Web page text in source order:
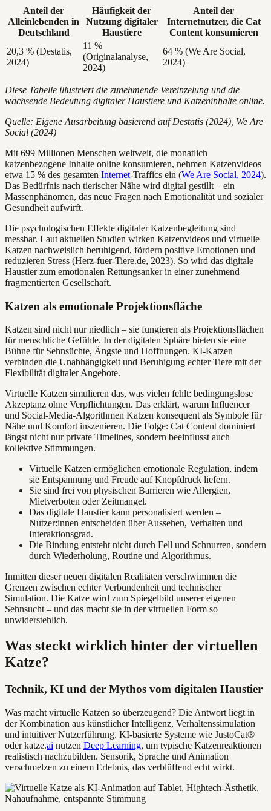
Anteil der
Alleinlebenden in
Deutschland
Häufigkeit der
Nutzung digitaler
Haustiere
Anteil der
Internetnutzer, die Cat
Content konsumieren
20,3 % (Destatis,
2024)
11 %
(Originalanalyse,
2024)
64 % (We Are Social,
2024)
Diese Tabelle illustriert die zunehmende Vereinzelung und die
wachsende Bedeutung digitaler Haustiere und Katzeninhalte online.
Quelle: Eigene Ausarbeitung basierend auf Destatis (2024), We Are
Social (2024)
Mit 699 Millionen Menschen weltweit, die monatlich
katzenbezogene Inhalte online konsumieren, nehmen Katzenvideos
etwa 15 % des gesamten Internet-Traffics ein (We Are Social, 2024).
Das Bedürfnis nach tierischer Nähe wird digital gestillt – ein
Massenphänomen, das neue Fragen nach Emotionalität und sozialer
Gesundheit aufwirft.
Die psychologischen Effekte digitaler Katzenbegleitung sind
messbar. Laut aktuellen Studien wirken Katzenvideos und virtuelle
Katzen nachweislich beruhigend, fördern positive Emotionen und
reduzieren Stress (Herz-fuer-Tiere.de, 2023). So wird das digitale
Haustier zum emotionalen Rettungsanker in einer zunehmend
fragmentierten Gesellschaft.
Katzen als emotionale Projektionsfläche
Katzen sind nicht nur niedlich – sie fungieren als Projektionsflächen
für menschliche Gefühle. In der digitalen Sphäre bieten sie eine
Bühne für Sehnsüchte, Ängste und Hoffnungen. KI-Katzen
verbinden die Unabhängigkeit und Beruhigung echter Tiere mit der
Flexibilität digitaler Angebote.
Virtuelle Katzen simulieren das, was vielen fehlt: bedingungslose
Akzeptanz ohne Verpflichtungen. Das erklärt, warum Influencer
und Social-Media-Algorithmen Katzen konsequent als Symbole für
Nähe und Komfort inszenieren. Die Folge: Cat Content dominiert
längst nicht nur private Timelines, sondern beeinflusst auch
kollektive Stimmungen.
Virtuelle Katzen ermöglichen emotionale Regulation, indem
sie Entspannung und Freude auf Knopfdruck liefern.
Sie sind frei von physischen Barrieren wie Allergien,
Mietverboten oder Zeitmangel.
Das digitale Haustier kann personalisiert werden –
Nutzer:innen entscheiden über Aussehen, Verhalten und
Interaktionsgrad.
Die Bindung entsteht nicht durch Fell und Schnurren, sondern
durch Wiederholung, Routine und Algorithmus.
Inmitten dieser neuen digitalen Realitäten verschwimmen die
Grenzen zwischen echter Verbundenheit und technischer
Simulation. Die Katze wird zum Spiegelbild unserer eigenen
Sehnsucht – und das macht sie in der virtuellen Form so
unwiderstehlich.
Was steckt wirklich hinter der virtuellen
Katze?
Technik, KI und der Mythos vom digitalen Haustier
Was macht virtuelle Katzen so überzeugend? Die Antwort liegt in
der Kombination aus künstlicher Intelligenz, Verhaltenssimulation
und intuitiver Nutzerführung. KI-basierte Systeme wie JustoCat®
oder katze.ai nutzen Deep Learning, um typische Katzenreaktionen
realistisch nachzubilden. Sensorik, Sprache und Animation
verschmelzen zu einem Erlebnis, das verblüffend echt wirkt.